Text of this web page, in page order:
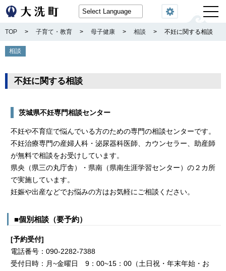
閲覧機能
TOP > 子育て・教育 > 母子健康 > 相談 > 不妊に関する相談
相談
不妊に関する相談
茨城県不妊専門相談センター
不妊や不育症で悩んでいる方のための専門の相談センターです。
不妊治療専門の産婦人科・泌尿器科医師、カウンセラー、助産師
が無料で相談をお受けしています。
県央（県三の丸庁舎）・県南（県南生涯学習センター）の２カ所
で実施しています。
妊娠や出産などでお悩みの方はお気軽にご相談ください。
■個別相談（要予約）
[予約受付]
電話番号：090-2282-7388
受付日時：月~金曜日 9：00~15：00（土日祝・年末年始・お